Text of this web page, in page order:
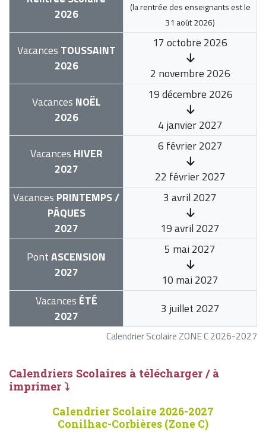
Calendrier Scolaire ZONE C 2026-2027
2026
(la rentrée des enseignants est le
31 août 2026)
Vacances TOUSSAINT
2026
17 octobre 2026
2 novembre 2026
Vacances NOËL
2026
19 décembre 2026
4 janvier 2027
Vacances HIVER
2027
6 février 2027
22 février 2027
Vacances PRINTEMPS /
PÂQUES
2027
3 avril 2027
19 avril 2027
PontASCENSION
2027
5 mai 2027
10 mai 2027
Vacances ÉTÉ
2027
3 juillet 2027
Calendriers Scolaires à télécharger / à
imprimer ⤵
Calendrier Scolaire 2026-2027
Conilhac-Corbières (Zone C)